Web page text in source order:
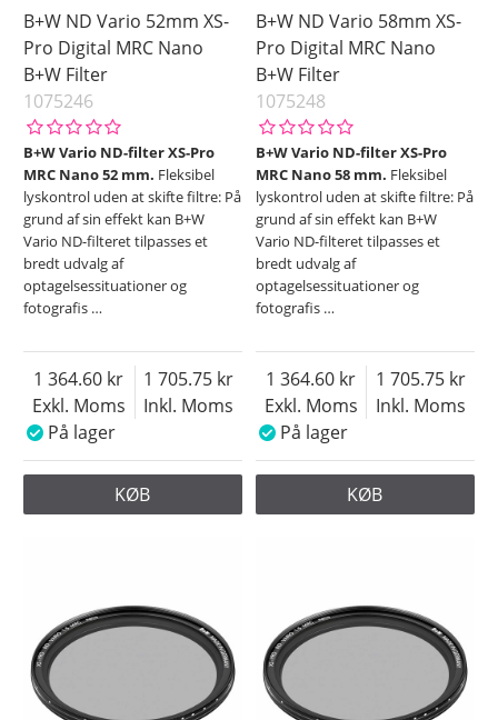
Pris
72 mm
77 mm
82 mm
95 mm
B+W ND Vario 52mm XS-
Pro Digital MRC Nano
B+W Filter
1075246
B+W Vario ND-filter XS-Pro
MRC Nano 52 mm. Fleksibel
lyskontrol uden at skifte filtre: På
grund af sin effekt kan B+W
Vario ND-filteret tilpasses et
bredt udvalg af
optagelsessituationer og
fotografis …
Exkl. Moms
1 364.60
Inkl. Moms
1 705.75
På lager
KØB
B+W ND Vario 58mm XS-
Pro Digital MRC Nano
B+W Filter
1075248
B+W Vario ND-filter XS-Pro
MRC Nano 58 mm. Fleksibel
lyskontrol uden at skifte filtre: På
grund af sin effekt kan B+W
Vario ND-filteret tilpasses et
bredt udvalg af
optagelsessituationer og
fotografis …
Exkl. Moms
1 364.60
Inkl. Moms
1 705.75
På lager
KØB